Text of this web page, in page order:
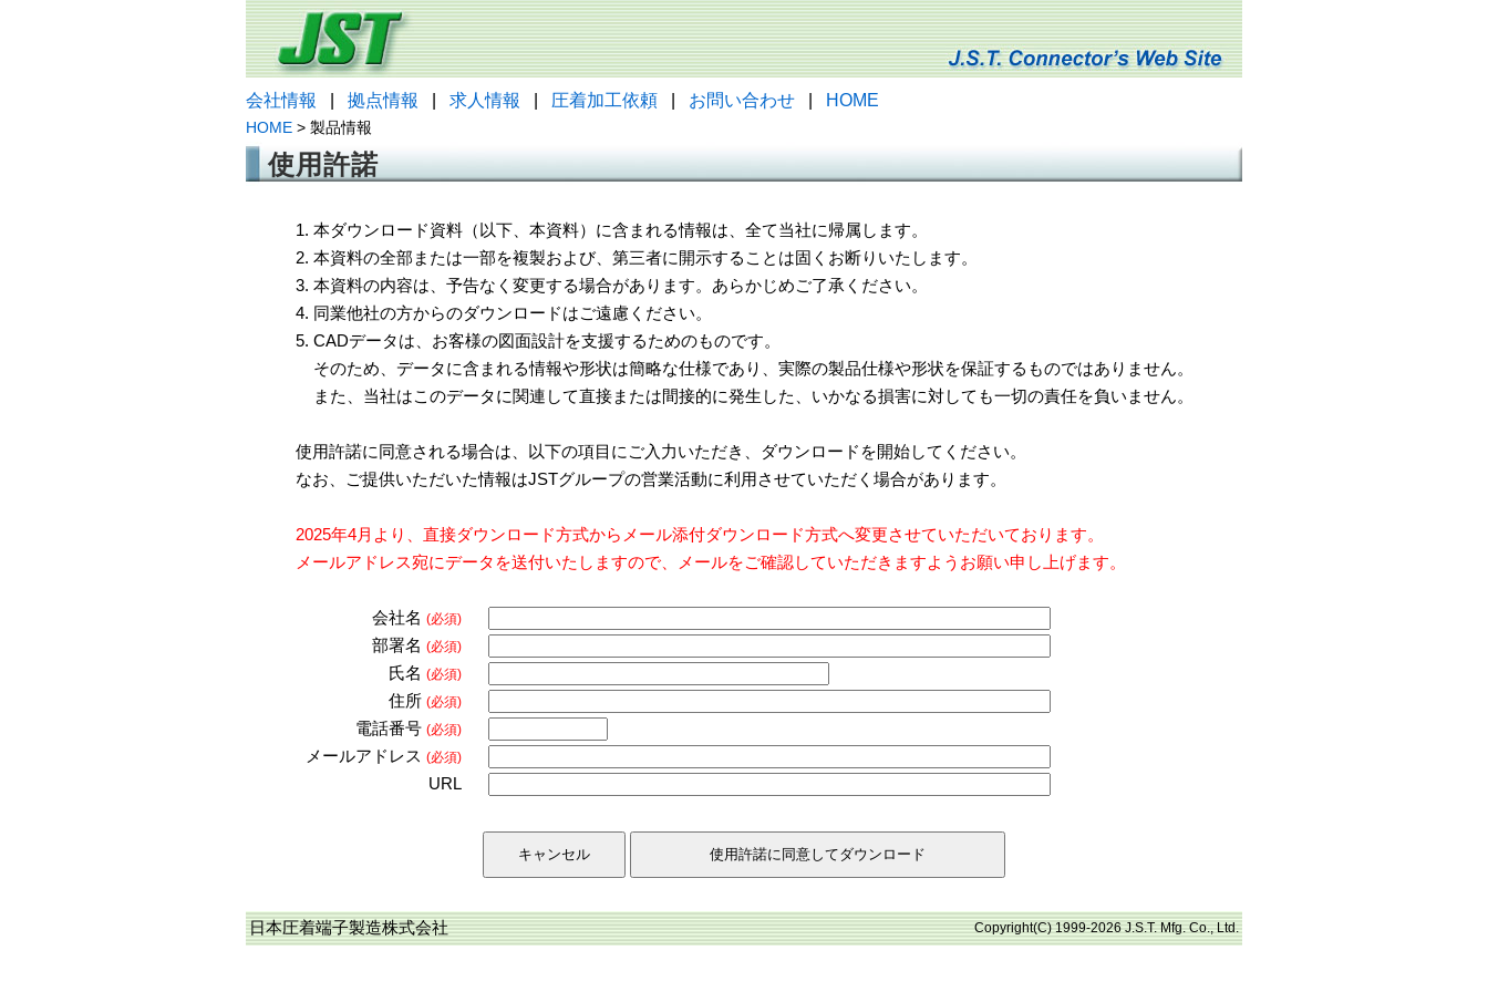
会社情報 拠点情報 求人情報 圧着加工依頼 お問い合わせ HOME
HOME > 製品情報
使用許諾
1. 本ダウンロード資料（以下、本資料）に含まれる情報は、全て当社に帰属します。
2. 本資料の全部または一部を複製および、第三者に開示することは固くお断りいたします。
3. 本資料の内容は、予告なく変更する場合があります。あらかじめご了承ください。
4. 同業他社の方からのダウンロードはご遠慮ください。
5. CADデータは、お客様の図面設計を支援するためのものです。
そのため、データに含まれる情報や形状は簡略な仕様であり、実際の製品仕様や形状を保証するものではありません。
また、当社はこのデータに関連して直接または間接的に発生した、いかなる損害に対しても一切の責任を負いません。
使用許諾に同意される場合は、以下の項目にご入力いただき、ダウンロードを開始してください。
なお、ご提供いただいた情報はJSTグループの営業活動に利用させていただく場合があります。
2025年4月より、直接ダウンロード方式からメール添付ダウンロード方式へ変更させていただいております。
メールアドレス宛にデータを送付いたしますので、メールをご確認していただきますようお願い申し上げます。
会社名 (必須)
部署名 (必須)
氏名 (必須)
住所 (必須)
電話番号 (必須)
メールアドレス (必須)
URL
日本圧着端子製造株式会社 Copyright(C) 1999-2026 J.S.T. Mfg. Co., Ltd.